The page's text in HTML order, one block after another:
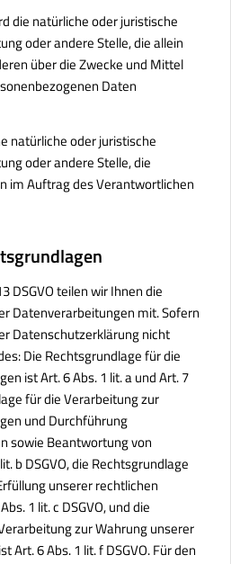
die natürliche oder juristische
oder andere Stelle, die allein
über die Zwecke und Mittel
Daten
natürliche oder juristische
oder andere Stelle, die
im Auftrag des Verantwortlichen
DSGVO teilen wir Ihnen die
Datenverarbeitungen mit. Sofern
Datenschutzerklärung nicht
Die Rechtsgrundlage für die
ist Art. 6 Abs. 1 lit. a und Art. 7
für die Verarbeitung zur
und Durchführung
sowie Beantwortung von
b DSGVO, die Rechtsgrundlage
unserer rechtlichen
1 lit. c DSGVO, und die
zur Wahrung unserer
Art. 6 Abs. 1 lit. f DSGVO. Für den